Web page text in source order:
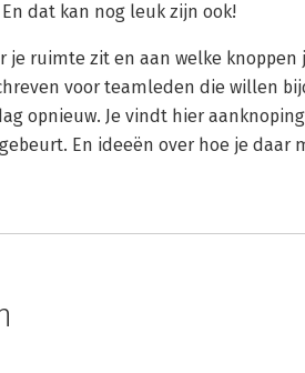
dat kan nog leuk zijn ook!
je ruimte zit en aan welke
voor teamleden die willen
opnieuw. Je vindt hier
En ideeën over hoe je daar